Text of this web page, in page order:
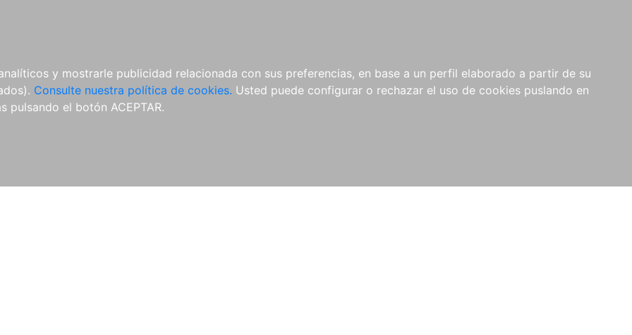
y mostrarle publicidad relacionada con sus preferencias, en base a un perfil elaborado a partir de su
Consulte nuestra política de cookies. Usted puede configurar o rechazar el uso de cookies puslando en
pulsando el botón ACEPTAR.